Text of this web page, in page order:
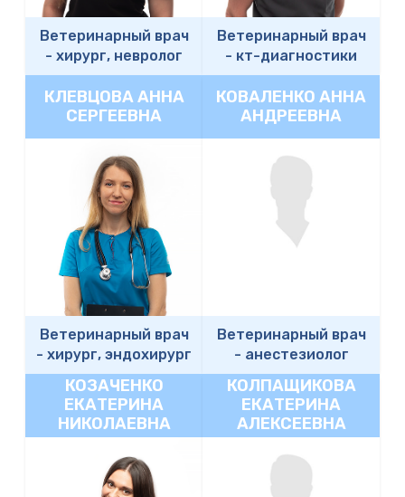
Ветеринарный врач
- хирург, невролог
Ветеринарный врач
- кт-диагностики
КЛЕВЦОВА АННА
СЕРГЕЕВНА
Ветеринарный врач
- хирург, эндохирург
КОВАЛЕНКО АННА
АНДРЕЕВНА
Ветеринарный врач
- анестезиолог
КОЗАЧЕНКО
ЕКАТЕРИНА
НИКОЛАЕВНА
КОЛПАЩИКОВА
ЕКАТЕРИНА
АЛЕКСЕЕВНА